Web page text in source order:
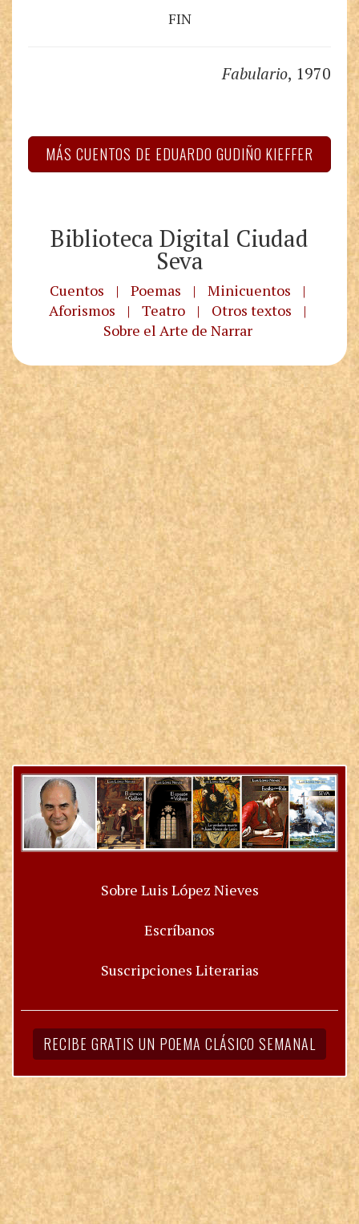
FIN
Fabulario, 1970
MÁS CUENTOS DE EDUARDO GUDIÑO KIEFFER
Biblioteca Digital Ciudad
Seva
Cuentos | Poemas | Minicuentos
|
Aforismos
| Teatro | Otros textos
|
Sobre el Arte de Narrar
Sobre Luis López Nieves
Escríbanos
Suscripciones Literarias
RECIBE GRATIS UN POEMA CLÁSICO SEMANAL